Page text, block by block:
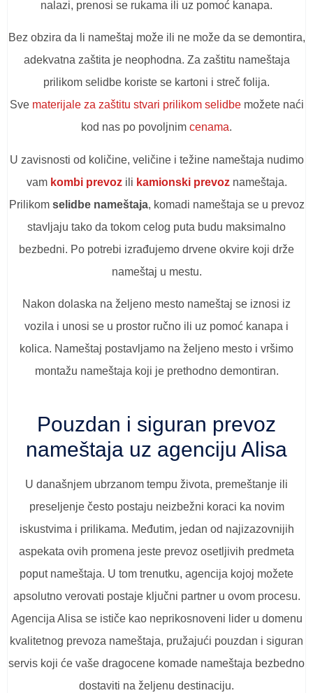
nalazi, prenosi se rukama ili uz pomoć kanapa.
Bez obzira da li nameštaj može ili ne može da se demontira,
adekvatna zaštita je neophodna. Za zaštitu nameštaja
prilikom selidbe koriste se kartoni i streč folija.
Sve materijale za zaštitu stvari prilikom selidbemožete naći
kod nas po povoljnim cenama.
U zavisnosti od količine, veličine i težine nameštaja nudimo
vam kombi prevozili kamionski prevoznameštaja.
Prilikom selidbe nameštaja, komadi nameštaja se u prevoz
stavljaju tako da tokom celog puta budu maksimalno
bezbedni. Po potrebi izrađujemo drvene okvire koji drže
nameštaj u mestu.
Nakon dolaska na željeno mesto nameštaj se iznosi iz
vozila i unosi se u prostor ručno ili uz pomoć kanapa i
kolica. Nameštaj postavljamo na željeno mesto i vršimo
montažu nameštaja koji je prethodno demontiran.
Pouzdan i siguran prevoz
nameštaja uz agenciju Alisa
U današnjem ubrzanom tempu života, premeštanje ili
preseljenje često postaju neizbežni koraci ka novim
iskustvima i prilikama. Međutim, jedan od najizazovnijih
aspekata ovih promena jeste prevoz osetljivih predmeta
poput nameštaja. U tom trenutku, agencija kojoj možete
apsolutno verovati postaje ključni partner u ovom procesu.
Agencija Alisa se ističe kao neprikosnoveni lider u domenu
kvalitetnog prevoza nameštaja, pružajući pouzdan i siguran
servis koji će vaše dragocene komade nameštaja bezbedno
dostaviti na željenu destinaciju.